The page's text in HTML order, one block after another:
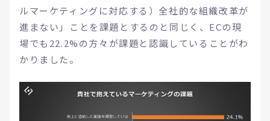
ルマーケティングに対応する）全社的な組織改革が
進まない」ことを課題とするのと同じく、ECの現
場でも22.2%の方々が課題と認識していることがわ
かりました。